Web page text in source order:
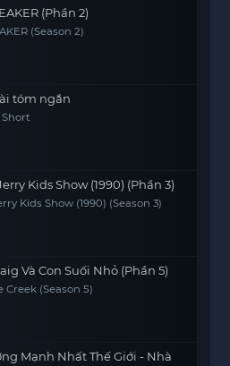
(Phần 2)
(Season 2)
tóm ngắn
Kids Show (1990) (Phần 3)
Kids Show (1990) (Season 3)
Và Con Suối Nhỏ (Phần 5)
Creek (Season 5)
Mạnh Nhất Thế Giới - Nhà